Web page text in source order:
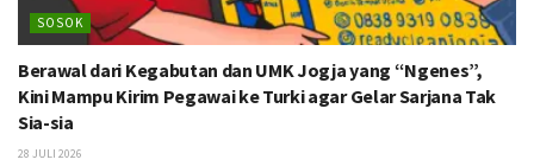
SOSOK
Berawal dari Kegabutan dan UMK Jogja yang “Ngenes”,
Kini Mampu Kirim Pegawai ke Turki agar Gelar Sarjana Tak
Sia-sia
28 JULI 2026